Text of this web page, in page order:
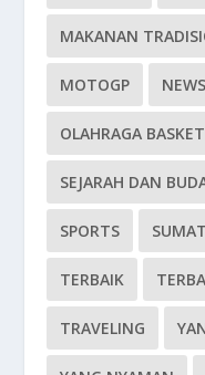
MAKANAN
MOTOGP NEWS
OLAHRAGA BASKET
SEJARAH DAN
SPORTS
TERBAIK
TRAVELING